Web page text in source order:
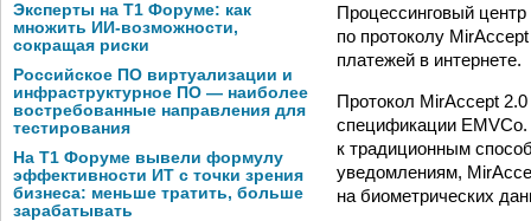
Эксперты на Т1 Форуме: как
множить ИИ-возможности,
сокращая риски
Российское ПО виртуализации и
инфраструктурное ПО — наиболее
востребованные направления для
тестирования
На Т1 Форуме вывели формулу
эффективности ИТ с точки зрения
бизнеса: меньше тратить, больше
зарабатывать
Процессинговый
по протоколу
платежей в интернете.
Протокол MirAccept
спецификации EMVCo.
к традиционным
уведомлениям,
на биометрических